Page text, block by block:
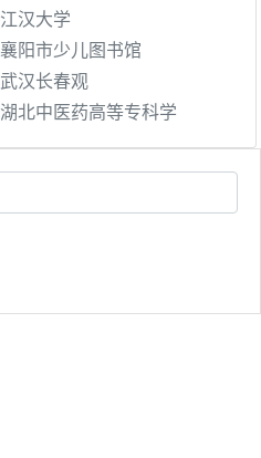
江汉大学
襄阳市少儿图书馆
武汉长春观
湖北中医药高等专科学